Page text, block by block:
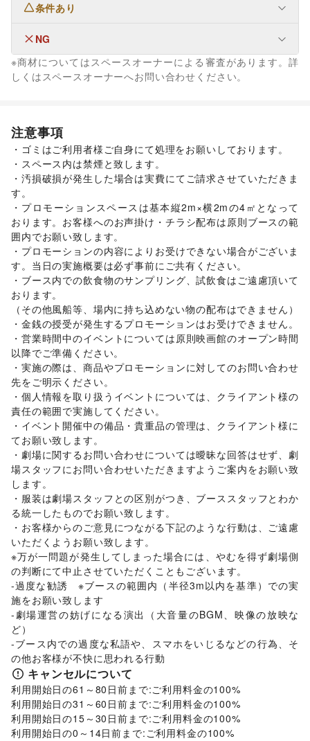
ファッション
ユニセックス
/ジュエリー・アクセサリー/メガネ・アイウェア/ 腕時計/
靴/バッグ・革小物/ファッション雑貨/ 和服・着物
キッチン雑貨・調理器具
手芸・ハンドメイド/DIY用品・日曜大工/
園芸・ガーデニング/花・盆栽・ドライフラワー
犬・猫・ペット / 日用雑貨/食器・陶磁器/
その他インテリア・生活雑貨
生活サービス
携帯キャリア・格安SIM/インターネット・プロバイダ/
電気・ガス/ウォーターサーバー
ハウスクリーニング・家事代行/定期宅配/
リサイクル雑貨・古本/ギフト・プレゼント/ 資格・習い事
/リフォーム/修理・メンテナンス/ 就職・転職・求人/
その他生活サービス
金融サービス
クレジットカード
子育て・教育
ベビー用品/ランドセル/学習教材・通信教育/
子供向け教室・レッスン
その他子育て・教育
美容・健康・医療
ジム・フィットネス/ダイエット・健康グッズ/
美容・コスメ・香水 /ヘアケア・シャンプー
ヘアサロン・ネイルサロン/マッサージ・整体/
エステ・美容サービス
女性用品・フェムテック/コンタクトレンズ/
その他美容・健康
エンタメ・ガジェット
PC・スマートフォン/スマホアクセサリー/ガジェット /
ゲーム/アニメ/コミック・マンガ
おもちゃ・ホビー /楽器・音楽機材/CD・DVD・本・雑誌/
Webメディア・アプリ/テレビ・ドラマ
音楽・ライブ/演劇 その他エンタメ・ガジェット
アート・デザイン
絵画・書/ 写真・イラストレーション/ 立体作品・彫刻
その他アート・デザイン
レジャー・スポーツ
旅行・レジャー/キャンプ・アウトドア/野球/ サッカー/
バスケットボール
車・バイク・モビリティ
車/バイク・オートバイ/自転車・ロードバイク
マイクロモビリティ/その他車・バイク・モビリティ
その他活動・個人
その他活動・個人
条件あり
フード・飲食
スイーツ・洋菓子/和菓子/パン/お弁当・惣菜/
軽食・ホットスナック/コーヒー・紅茶/ その他飲料 /
ワイン・洋酒/日本酒・焼酎・地酒/食材・調味料
生活サービス
冠婚葬祭
美容・健康・医療
医療・医薬品
エンタメ・ガジェット
公営競技・宝くじ
NG
フード・飲食
キッチンカー・移動販売
保険/銀行
その他金融サービス
エンタメ・ガジェット
占い
地方公共団体・行政・政府 外国団体・大使館
募金・寄付
/NPO・ボランティア活動/その他NPO・公共団体
ビジネス・オフィス
法人向けサービス/オフィス家具・OA機器
イベント企画・運営/その他ビジネス・オフィス
※商材についてはスペースオーナーによる審査があります。詳
しくはスペースオーナーへお問い合わせください。
注意事項
・ゴミはご利用者様ご自身にて処理をお願いしております。
・スペース内は禁煙と致します。
・汚損破損が発生した場合は実費にてご請求させていただきま
す。
・プロモーションスペースは基本縦2m×横2mの4㎡となって
おります。お客様へのお声掛け・チラシ配布は原則ブースの範
囲内でお願い致します。
・プロモーションの内容によりお受けできない場合がございま
す。当日の実施概要は必ず事前にご共有ください。
・ブース内での飲食物のサンプリング、試飲食はご遠慮頂いて
おります。
（その他風船等、場内に持ち込めない物の配布はできません）
・金銭の授受が発生するプロモーションはお受けできません。
・営業時間中のイベントについては原則映画館のオープン時間
以降でご準備ください。
・実施の際は、商品やプロモーションに対してのお問い合わせ
先をご明示ください。
・個人情報を取り扱うイベントについては、クライアント様の
責任の範囲で実施してください。
・イベント開催中の備品・貴重品の管理は、クライアント様に
てお願い致します。
・劇場に関するお問い合わせについては曖昧な回答はせず、劇
場スタッフにお問い合わせいただきますようご案内をお願い致
します。
・服装は劇場スタッフとの区別がつき、ブーススタッフとわか
る統一したものでお願い致します。
・お客様からのご意見につながる下記のような行動は、ご遠慮
いただくようお願い致します。
※万が一問題が発生してしまった場合には、やむを得ず劇場側
の判断にて中止させていただくこともございます。
-過度な勧誘　※ブースの範囲内（半径3m以内を基準）での実
施をお願い致します
-劇場運営の妨げになる演出（大音量のBGM、映像の放映な
ど）
-ブース内での過度な私語や、スマホをいじるなどの行為、そ
の他お客様が不快に思われる行動
キャンセルについて
利用開始日の61～80日前まで:ご利用料金の100%
利用開始日の31～60日前まで:ご利用料金の100%
利用開始日の15～30日前まで:ご利用料金の100%
利用開始日の0～14日前まで:ご利用料金の100%